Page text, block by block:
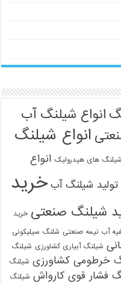
انواع شیلنگ آب
انواع شیلنگ
شیلنگ های هیدرولیک انواع
تولید شیلنگ آب خرید
شیلنگ صنعتی خرید
آب نیمه صنعتی شلنگ سیلیکونی
شیلنگ آبیاری کشاورزی شیلنگ
خرطومی کشاورزی شیلنگ
فشار قوی کارواش شیلنگ